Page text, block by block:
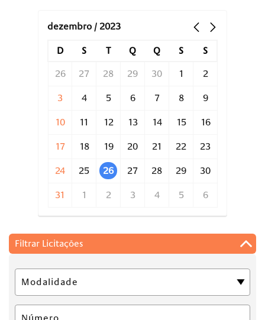
dezembro / 2023
D S T Q Q S S
26 27 28 29 30 1 2
3 4 5 6 7 8 9
10 11 12 13 14 15 16
17 18 19 20 21 22 23
24 25 26 27 28 29 30
31 1 2 3 4 5 6
Filtrar Licitações